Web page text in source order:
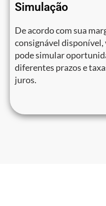
Simulação
De acordo com sua
consignável disponível,
pode simular
diferentes prazos e
juros.